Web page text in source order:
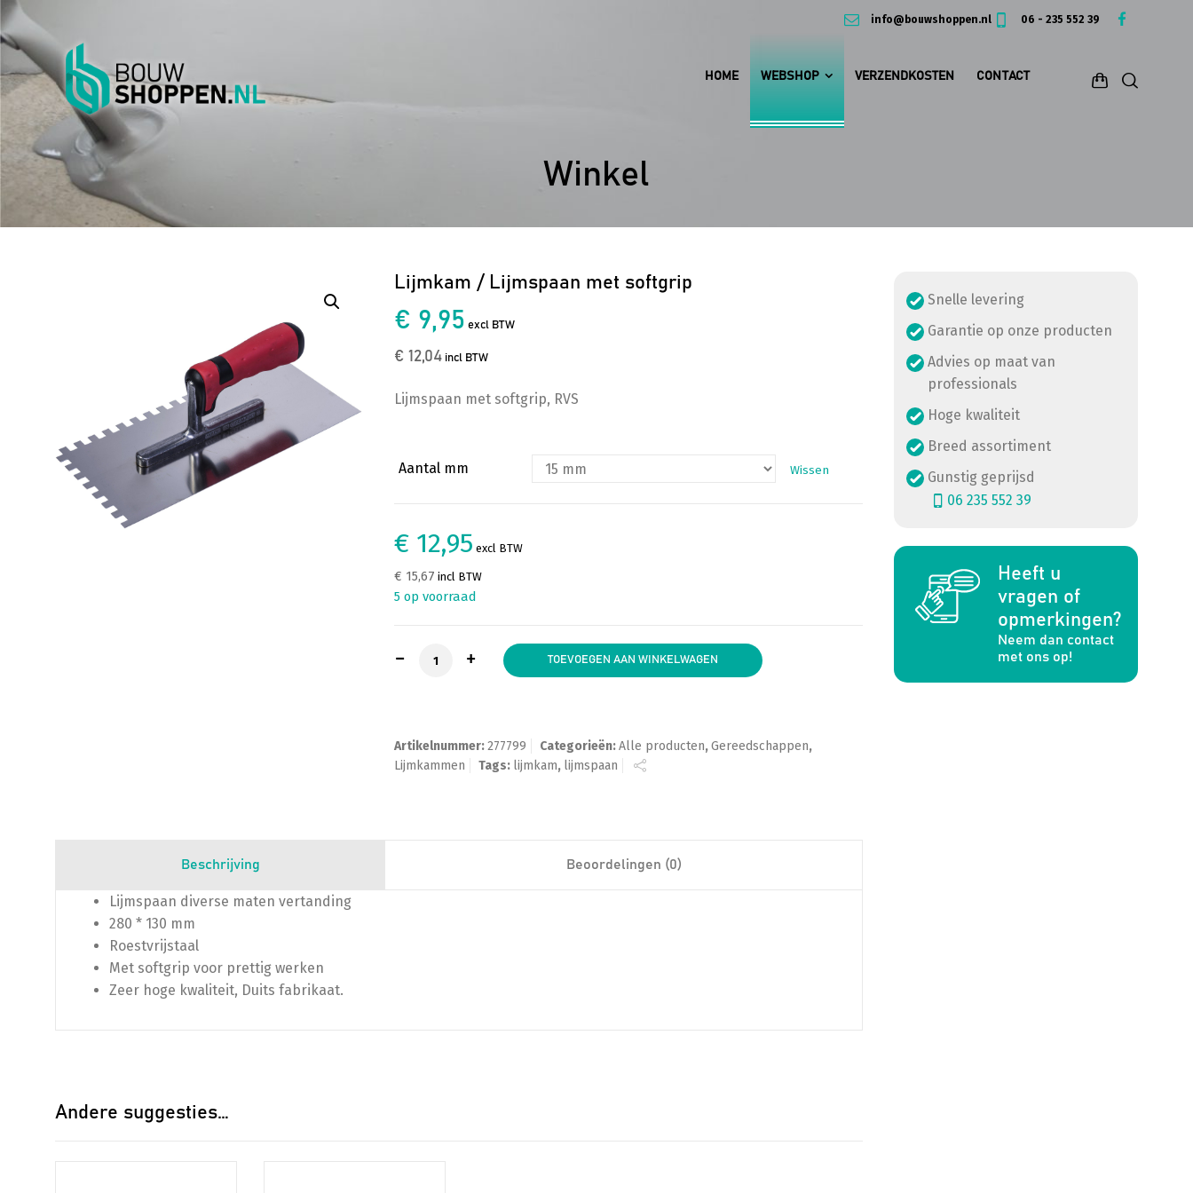
info@bouwshoppen.nl 06 - 235 552 39
HOME WEBSHOP VERZENDKOSTEN CONTACT
Winkel
Lijmkam / Lijmspaan met softgrip
€ 9,95 excl BTW
€ 12,04 incl BTW
Lijmspaan met softgrip, RVS
Aantal mm Wissen
€ 12,95 excl BTW
€ 15,67 incl BTW
5 op voorraad
Lijmkam / Lijmspaan met softgrip aantal
TOEVOEGEN AAN WINKELWAGEN
Artikelnummer:277799 Categorieën:Alle producten,Gereedschappen,
Lijmkammen
Tags: lijmkam, lijmspaan
Beschrijving Beoordelingen (0)
Lijmspaan diverse maten vertanding
280 * 130 mm
Roestvrijstaal
Met softgrip voor prettig werken
Zeer hoge kwaliteit, Duits fabrikaat.
Andere suggesties…
Snelle levering
Garantie op onze producten
Advies op maat van
professionals
Hoge kwaliteit
Breed assortiment
Gunstig geprijsd
06 235 552 39
Heeft u
vragen of
opmerkingen?
Neem dan contact
met ons op!